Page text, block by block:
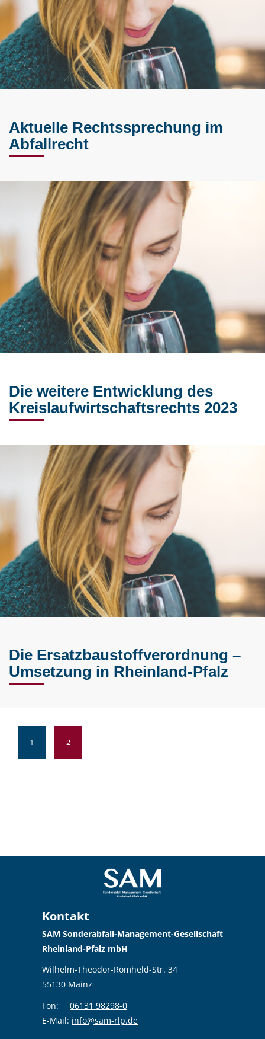
Aktuelle Rechtssprechung im
Abfallrecht
Die weitere Entwicklung des
Kreislaufwirtschaftsrechts 2023
Die Ersatzbaustoffverordnung –
Umsetzung in Rheinland-Pfalz
1 2
Kontakt
SAM Sonderabfall-Management-Gesellschaft
Rheinland-Pfalz mbH
Wilhelm-Theodor-Römheld-Str. 34
55130 Mainz
Fon:
06131 98298-0
E-Mail: info@sam-rlp.de